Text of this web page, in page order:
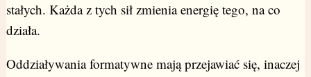
stałych. Każda z tych sił zmienia energię tego, na co
działa.
Oddziaływania formatywne mają przejawiać się, inaczej